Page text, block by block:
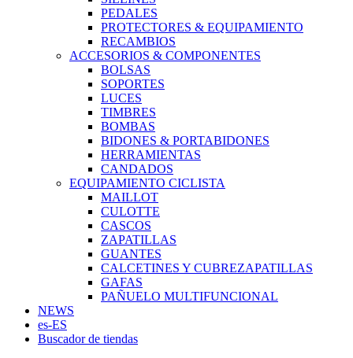
PEDALES
PROTECTORES & EQUIPAMIENTO
RECAMBIOS
ACCESORIOS & COMPONENTES
BOLSAS
SOPORTES
LUCES
TIMBRES
BOMBAS
BIDONES & PORTABIDONES
HERRAMIENTAS
CANDADOS
EQUIPAMIENTO CICLISTA
MAILLOT
CULOTTE
CASCOS
ZAPATILLAS
GUANTES
CALCETINES Y CUBREZAPATILLAS
GAFAS
PAÑUELO MULTIFUNCIONAL
NEWS
es-ES
Buscador de tiendas